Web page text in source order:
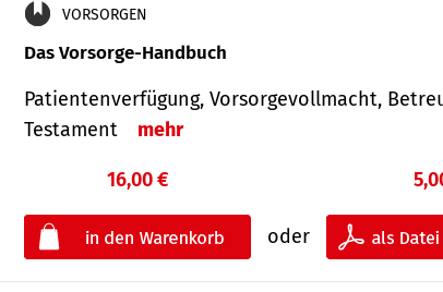
VORSORGEN
Das Vorsorge-Handbuch
Patientenverfügung, Vorsorgevollmacht,
Testament
mehr
16,00 €
oder